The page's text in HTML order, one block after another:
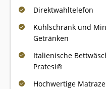
Direktwahltelefon
Kühlschrank und
Getränken
Italienische
Pratesi®
Hochwertige